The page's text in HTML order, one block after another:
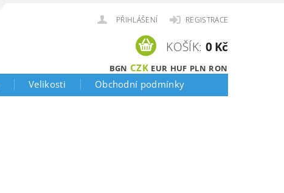
PŘIHLÁŠENÍ REGISTRACE
BGN CZK EUR HUF PLN RON
KOŠÍK: 0 Kč
Velikosti Obchodní podmínky